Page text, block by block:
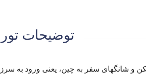
توضیحات تور
و شانگهای سفر به چین، یعنی ورود به